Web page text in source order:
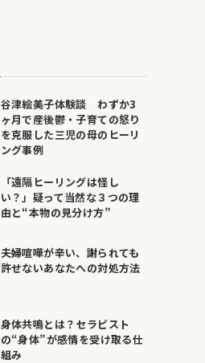
谷津絵美子体験談 わずか3
ヶ月で産後鬱・子育ての怒り
を克服した三児の母のヒーリ
ング事例
「遠隔ヒーリングは怪し
い？」疑って当然な３つの理
由と“本物の見分け方”
夫婦喧嘩が辛い、謝られても
許せないあなたへの対処方法
身体共鳴とは？セラピスト
の“身体”が感情を受け取る仕
組み